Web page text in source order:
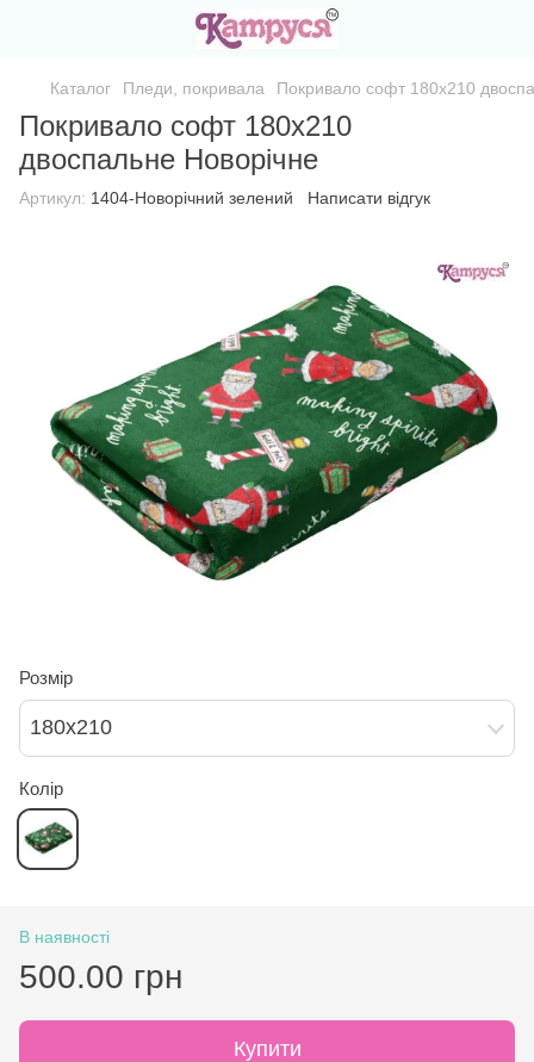
Каталог Пледи, покривала Покривало софт 180х210
Покривало софт 180х210
двоспальне Новорічне
Артикул: 1404-Новорічний зелений Написати відгук
Розмір
180х210
Колір
В наявності
500.00 грн
Купити